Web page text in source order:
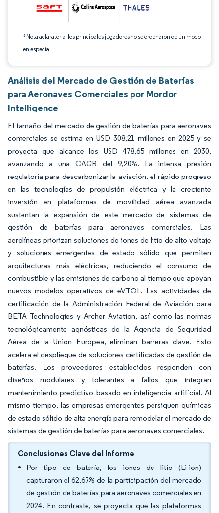
*Nota aclaratoria: los principales jugadores no se ordenaron de un modo
en especial
Análisis del Mercado de Gestión de Baterías
para Aeronaves Comerciales por Mordor
Intelligence
El tamaño del mercado de gestión de baterías para aeronaves
comerciales se estima en USD 308,21 millones en 2025 y se
proyecta que alcance los USD 478,65 millones en 2030,
avanzando a una CAGR del 9,20%. La intensa presión
regulatoria para descarbonizar la aviación, el rápido progreso
en las tecnologías de propulsión eléctrica y la creciente
inversión en plataformas de movilidad aérea avanzada
sustentan la expansión de este mercado de sistemas de
gestión de baterías para aeronaves comerciales. Las
aerolíneas priorizan soluciones de iones de litio de alto voltaje
y soluciones emergentes de estado sólido que permiten
arquitecturas más eléctricas, reduciendo el consumo de
combustible y las emisiones de carbono al tiempo que apoyan
nuevos modelos operativos de eVTOL. Las actividades de
certificación de la Administración Federal de Aviación para
BETA Technologies y Archer Aviation, así como las normas
tecnológicamente agnósticas de la Agencia de Seguridad
Aérea de la Unión Europea, eliminan barreras clave. Esto
acelera el despliegue de soluciones certificadas de gestión de
baterías. Los proveedores establecidos responden con
diseños modulares y tolerantes a fallos que integran
mantenimiento predictivo basado en inteligencia artificial. Al
mismo tiempo, las empresas emergentes persiguen químicas
de estado sólido de alta energía para remodelar el mercado de
sistemas de gestión de baterías para aeronaves comerciales.
Conclusiones Clave del Informe
Por tipo de batería, los iones de litio (Li-ion)
capturaron el 62,67% de la participación del mercado
de gestión de baterías para aeronaves comerciales en
2024. En contraste, se proyecta que las plataformas